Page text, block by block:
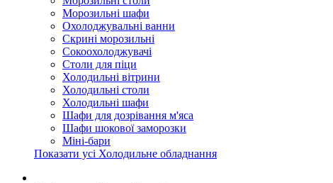
Морозильні шафи
Охолоджувальні ванни
Скрині морозильні
Сокоохолоджувачі
Столи для піци
Холодильні вітрини
Холодильні столи
Холодильні шафи
Шафи для дозрівання м'яса
Шафи шокової заморозки
Міні-бари
Показати усі Холодильне обладнання